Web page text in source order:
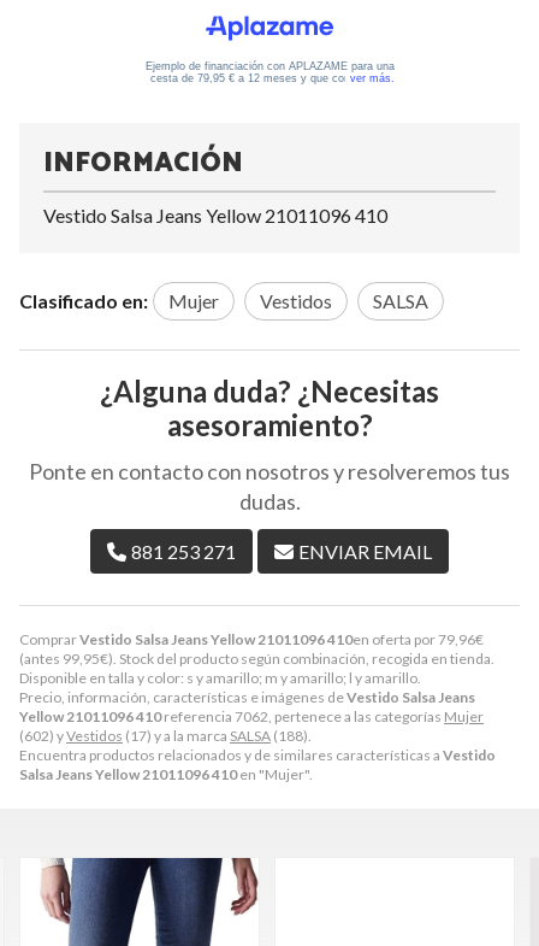
ComprarVestido Salsa Jeans Yellow 21011096 410en oferta por79,96€
(antes 99,95€). Stock del producto según combinación, recogida en tienda.
Disponible en talla y color: s y amarillo; m y amarillo; l y amarillo.
Precio, información, características e imágenes deVestido Salsa Jeans
Yellow 21011096 410referencia 7062, pertenece a las categorías Mujer
(602) yVestidos (17) y a la marca SALSA (188).
Encuentra productos relacionados y de similares características a Vestido
Salsa Jeans Yellow 21011096 410en "Mujer".
INFORMACIÓN
Vestido Salsa Jeans Yellow 21011096 410
Clasificado en: Mujer Vestidos SALSA
¿Alguna duda? ¿Necesitas
asesoramiento?
Ponte en contacto con nosotros y resolveremos tus
dudas.
881 253 271 ENVIAR EMAIL